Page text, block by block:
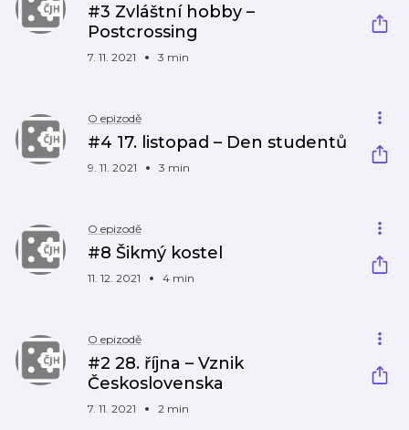
#3 Zvláštní hobby –
Postcrossing
7. 11. 2021 3 min
O epizodě
#4 17. listopad – Den studentů
9. 11. 2021 3 min
O epizodě
#8 Šikmý kostel
11. 12. 2021 4 min
O epizodě
#2 28. října – Vznik
Československa
7. 11. 2021 2 min